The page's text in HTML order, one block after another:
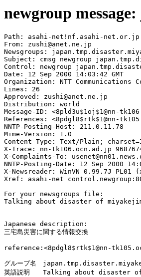
newgroup
Path: asahi-net!nf.asahi-
From: zushi@anet.ne.jp
Newsgroups:
Subject: cmsg newgroup
Control: newgroup
Date: 12 Sep 2000 14:03:42 GMT
Organization: NTT Communications
Lines: 26
Approved: zushi@anet.ne.jp
Distribution: world
Message-ID: <8pld3u$1oj$1@nn-
References: <8pdgl8$rtk$1@nn-
NNTP-Posting-Host: 211.0.11.78
Mime-Version: 1.0
Content-Type: Text/Plain;
X-Trace: nn-tk106.ocn.ad.jp
X-Complaints-To:
NNTP-Posting-Date: 12 Sep 2000
X-Newsreader: WinVN 0.99.7J PL01
Xref: asahi-net
For your newsgroups file:
Talking about disaster of
Japanese description:
三宅島災害に関する情報交換
reference:<8pdgl8$rtk$1@nn-
グループ名　
英語説明　　Talking about disaster